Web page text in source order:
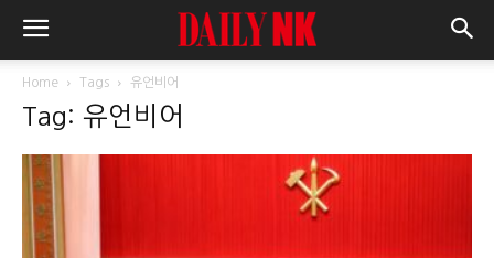
Home Tags 유언비어
Tag: 유언비어